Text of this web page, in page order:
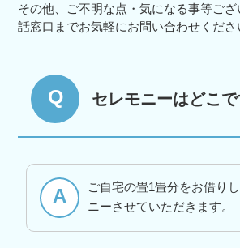
その他、ご不明な点・気になる事等ご
話窓口までお気軽にお問い合わせくださ
Q セレモニーはどこ
A
ご自宅の畳1畳分をお借り
ニーさせていただきます。